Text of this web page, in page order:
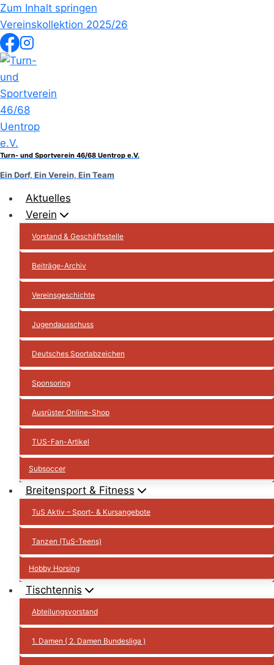
Zum Inhalt springen
Vereinskollektion 2025/26
Turn- und Sportverein 46/68 Uentrop e.V.
Ein Dorf, Ein Verein, Ein Team
Aktuelles
Verein
Vorstand & Geschäftsstelle
Beiträge-Archiv
Vereinsgeschichte
Jugendausschuss
Deutsches Sportabzeichen
Sponsoring
Ausrüster Online-Shop
TUS-Fan-Artikel
Subsoccer
Breitensport & Fitness
TuS Aktiv – Sport- & Kursangebote
Tanzen (TuS-Teens)
Hobby Horsing
Tischtennis
Abteilungsvorstand
1. Damen ( 2. Damen Bundesliga )